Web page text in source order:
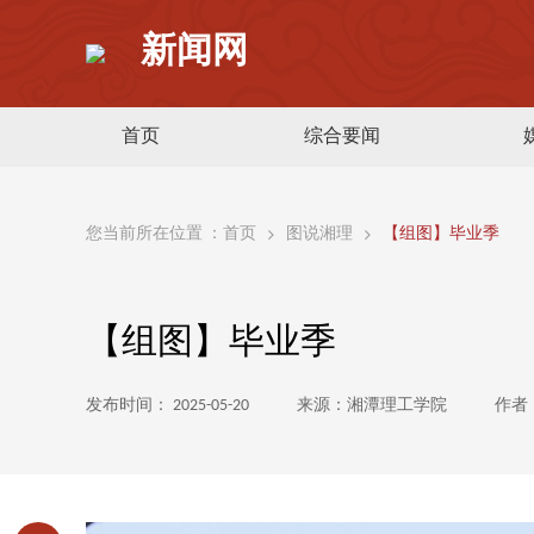
新闻网
首页 综合要闻
您当前所在位置 ： 首页 图说湘理 【组图】毕业季
【组图】毕业季
发布时间： 2025-05-20 来源：湘潭理工学院 作者